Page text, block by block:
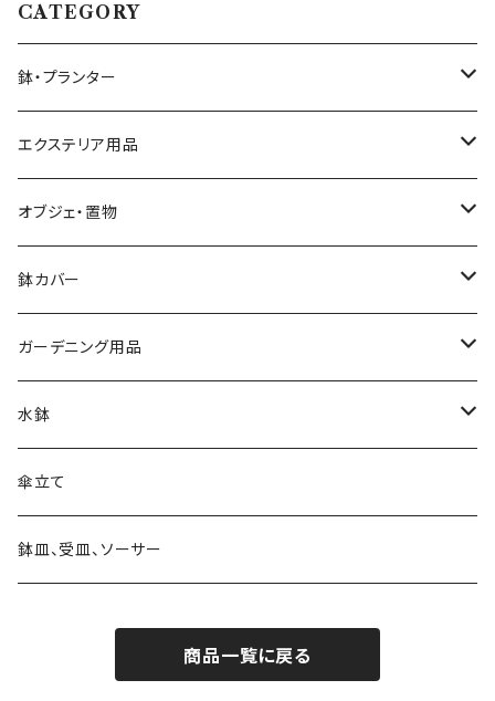
CATEGORY
鉢・プランター
大きさ ミニ鉢 5号以下
大きさ 中鉢 6号～8号
大きさ 大鉢 9号以上
素材 テラコッタ
素材 セメント・ファイバー
素材 ブリキ
素材 陶器
素材 プラスティック
エクステリア用品
プランタースタンド・花台
椅子・チェア型
自転車・三輪車型
ガーデンフェンス・柵
ウォールデコ・壁掛け
素材 アイアン・鉄製
素材 ウッド・木製
ピック・トレリス
素材 アイアン・鉄製
素材 ウッド・木製
サインボード・スタンド
ハンギングベル
オブジェ・置物
動物・アニマル
キャラクター
素材 レジン樹脂
素材 セメント
素材 アイアン・鉄製
鉢カバー
大きさ 5号以下
大きさ 6～8号
大きさ 9号以上
かご・バスケットの鉢カバー
ガーデニング用品
ガーデンバスケット ハーベストバスケット
蚊遣り 蚊取り線香ホルダー
日よけ帽子・グローブ
水鉢
陶器
ガラス
傘立て
鉢皿、受皿、ソーサー
商品一覧に戻る